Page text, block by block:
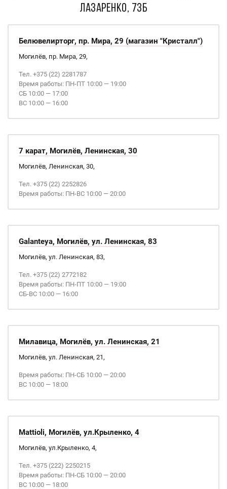
Лазаренко, 73б
Белювелирторг, пр. Мира, 29 (магазин "Кристалл")
Могилёв, пр. Мира, 29,
Тел. +375 (22) 2281787
Время работы: ПН-ПТ 10:00 — 19:00
СБ 10:00 — 17:00
ВС 10:00 — 16:00
7 карат, Могилёв, Ленинская, 30
Могилёв, Ленинская, 30,
Тел. +375 (22) 2252826
Время работы: ПН-ВС 10:00 — 20:00
Galanteya, Могилёв, ул. Ленинская, 83
Могилёв, ул. Ленинская, 83,
Тел. +375 (22) 2772182
Время работы: ПН-ПТ 10:00 — 19:00
СБ-ВС 10:00 — 16:00
Милавица, Могилёв, ул. Ленинская, 21
Могилёв, ул. Ленинская, 21,
Время работы: ПН-СБ 10:00 — 20:00
ВС 10:00 — 18:00
Mattioli, Могилёв, ул.Крыленко, 4
Могилёв, ул.Крыленко, 4,
Тел. +375 (222) 2250215
Время работы: ПН-СБ 10:00 — 20:00
ВС 10:00 — 18:00